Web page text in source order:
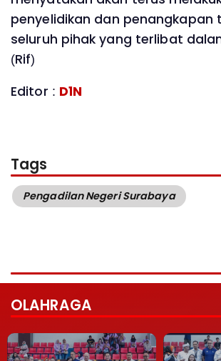
penyelidikan dan penangkapan
seluruh pihak yang terlibat
(Rif)
Editor : D1N
Tags
Pengadilan Negeri Surabaya
OLAHRAGA